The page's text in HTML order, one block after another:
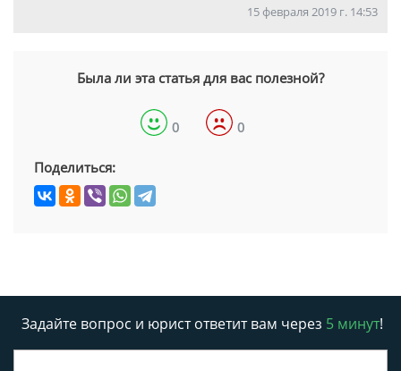
15 февраля 2019 г. 14:53
Была ли эта статья для вас полезной?
0 0
Поделиться:
Задайте вопрос и юрист ответит вам через 5 минут!